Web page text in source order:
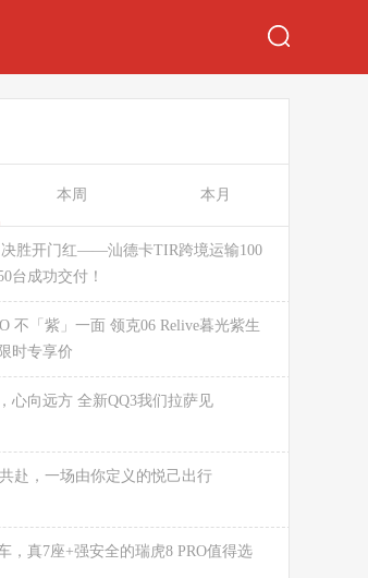
本周 本月
胜开门红——汕德卡TIR跨境运输100
台成功交付！
不「紫」一面 领克06 Relive暮光紫生
时专享价
心向远方 全新QQ3我们拉萨见
赴，一场由你定义的悦己出行
，真7座+强安全的瑞虎8 PRO值得选